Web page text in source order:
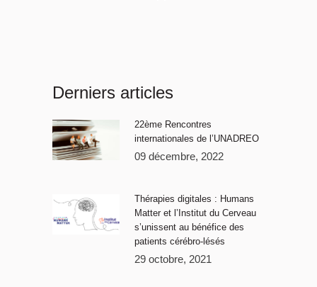
Derniers articles
22ème Rencontres
internationales de l’UNADREO
09 décembre, 2022
Thérapies digitales : Humans
Matter et l’Institut du Cerveau
s’unissent au bénéfice des
patients cérébro-lésés
29 octobre, 2021